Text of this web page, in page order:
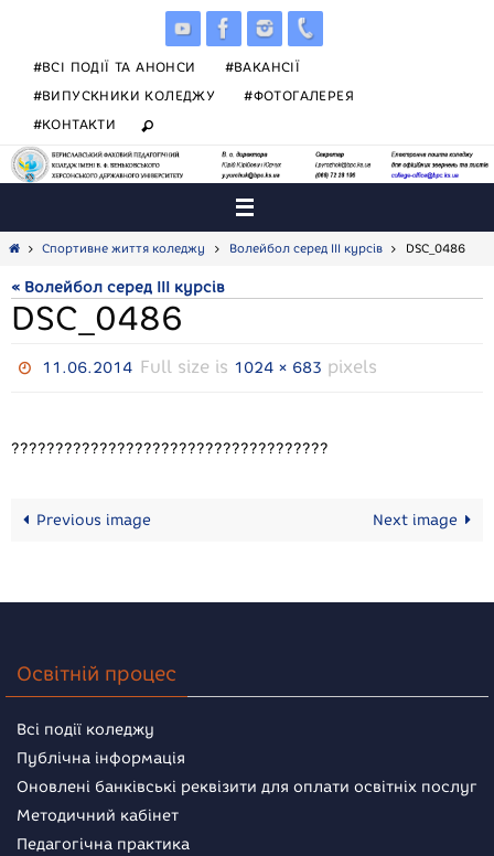
#ВСІ ПОДІЇ ТА АНОНСИ
#ВАКАНСІЇ
#ВИПУСКНИКИ КОЛЕДЖУ
#ФОТОГАЛЕРЕЯ
#КОНТАКТИ
HomeСпортивне життя коледжу Волейбол серед ІІІ курсів DSC_0486
« Волейбол серед ІІІ курсів
DSC_0486
11.06.2014 Full size is 1024 × 683 pixels
????????????????????????????????????
Previous image Next image
Освітній процес
Всі події коледжу
Публічна інформація
Оновлені банківські реквізити для оплати освітніх послуг
Методичний кабінет
Педагогічна практика